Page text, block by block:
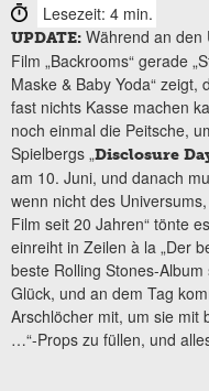
Lesezeit: 4 min.
UPDATE: Während an den
Film „Backrooms“ gerade
Maske & Baby Yoda“
fast nichts Kasse machen
noch einmal die Peitsche,
Spielbergs „Disclosure
am 10. Juni, und danach
wenn nicht des
Film seit 20 Jahren“ tönte
einreiht in Zeilen à la „Der
beste Rolling Stones-
Glück, und an dem Tag
Arschlöcher mit, um sie mit
…“-Props zu füllen, und